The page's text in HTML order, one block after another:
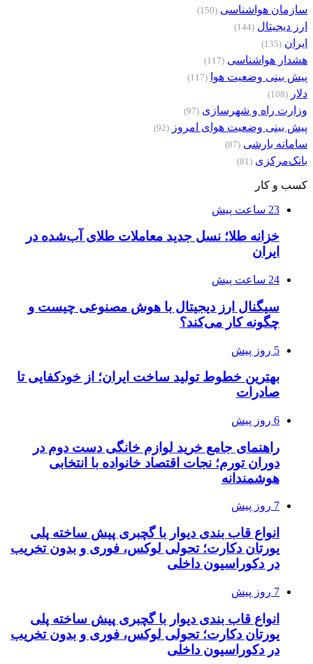
سازمان هواشناسی (150)
ارز دیجیتال (144)
ایران (135)
هشدار هواشناسی (117)
پیش بینی وضعیت هوا (117)
دلار (108)
وزارت راه و شهرسازی (97)
پیش بینی وضعیت هوای امروز (92)
سامانه بارشی (87)
بانک‌مرکزی (81)
کسب و کار
23 ساعت پیش
خزانه طلا؛ نسل جدید معاملات طلای آب‌شده در
ایران
24 ساعت پیش
سیگنال ارز دیجیتال با هوش مصنوعی چیست و
چگونه کار می‌کند؟
5 روز پیش
بهترین خطوط تولید ساخت ایران؛ از خودکفایی تا
صادرات
6 روز پیش
راهنمای جامع خرید لوازم خانگی دست دوم در
دوران تورم؛ نجات اقتصاد خانواده با انتخابی
هوشمندانه
7 روز پیش
انواع قاب بندی دیوار با گچبری پیش ساخته پلی
یورتان دکارت؛ تحولی لوکس، فوری و بدون تخریب
در دکوراسیون داخلی
7 روز پیش
انواع قاب بندی دیوار با گچبری پیش ساخته پلی
یورتان دکارت؛ تحولی لوکس، فوری و بدون تخریب
در دکوراسیون داخلی